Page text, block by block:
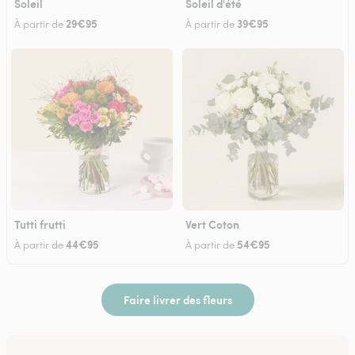
Soleil
À partir de 29€95
Soleil d'été
À partir de 39€95
Tutti frutti
À partir de44€95
Vert Coton
À partir de 54€95
Faire livrer des fleurs